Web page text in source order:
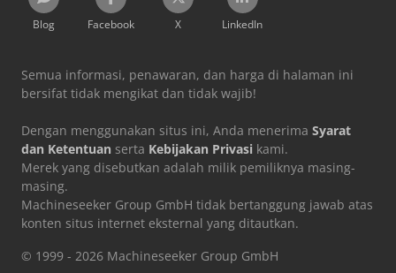
Blog Facebook X LinkedIn
Semua informasi, penawaran, dan harga di halaman ini
bersifat tidak mengikat dan tidak wajib!
Dengan menggunakan situs ini, Anda menerima Syarat
dan Ketentuan serta Kebijakan Privasi kami.
Merek yang disebutkan adalah milik pemiliknya masing-
masing.
Machineseeker Group GmbH tidak bertanggung jawab atas
konten situs internet eksternal yang ditautkan.
© 1999 - 2026 Machineseeker Group GmbH